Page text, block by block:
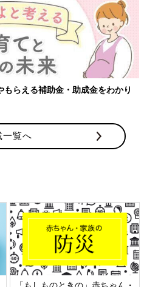
らえる補助金・助成金をわかり
一覧へ